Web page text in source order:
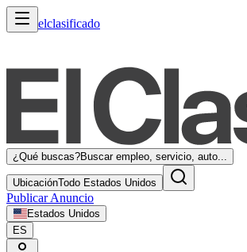
elclasificado
¿Qué buscas?Buscar empleo, servicio, auto...
UbicaciónTodo Estados Unidos
Publicar Anuncio
Estados Unidos
ES